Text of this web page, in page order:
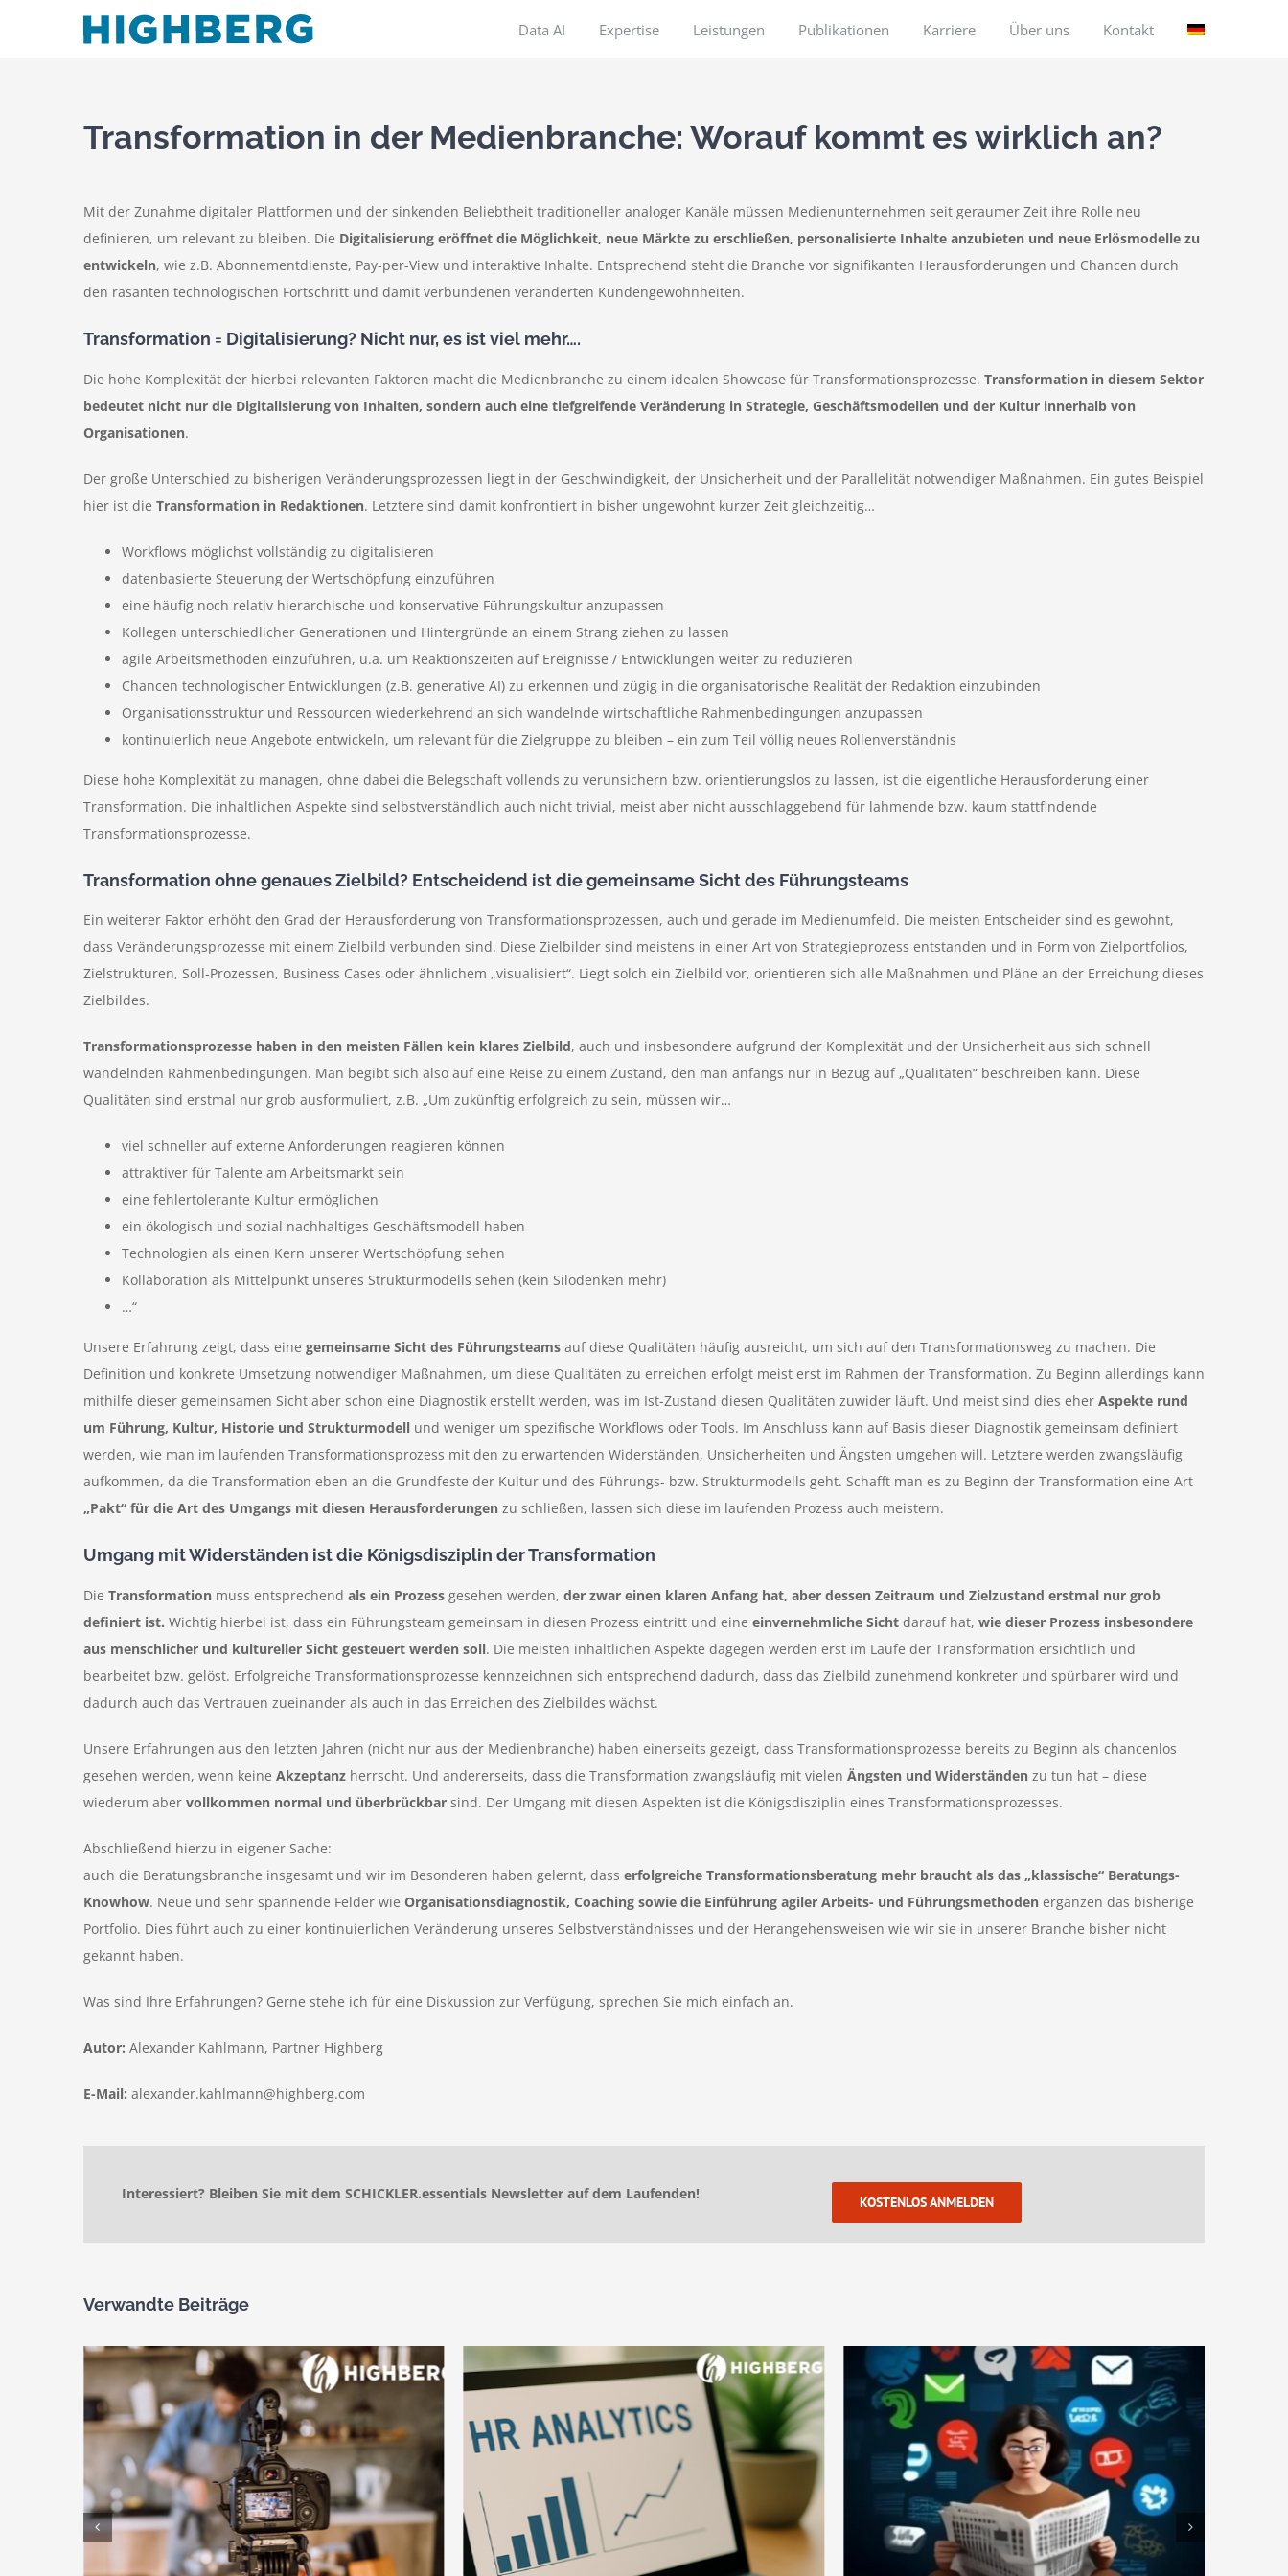
Data AI Expertise Leistungen Publikationen Karriere Über uns Kontakt
Transformation in der Medienbranche: Worauf kommt es wirklich an?
Mit der Zunahme digitaler Plattformen und der sinkenden Beliebtheit traditioneller analoger Kanäle müssen Medienunternehmen seit geraumer Zeit ihre Rolle neu
definieren, um relevant zu bleiben. Die Digitalisierung eröffnet die Möglichkeit, neue Märkte zu erschließen, personalisierte Inhalte anzubieten und neue Erlösmodelle zu
entwickeln, wie z.B. Abonnementdienste, Pay-per-View und interaktive Inhalte. Entsprechend steht die Branche vor signifikanten Herausforderungen und Chancen durch
den rasanten technologischen Fortschritt und damit verbundenen veränderten Kundengewohnheiten.
Transformation = Digitalisierung? Nicht nur, es ist viel mehr….
Die hohe Komplexität der hierbei relevanten Faktoren macht die Medienbranche zu einem idealen Showcase für Transformationsprozesse. Transformation in diesem Sektor
bedeutet nicht nur die Digitalisierung von Inhalten, sondern auch eine tiefgreifende Veränderung in Strategie, Geschäftsmodellen und der Kultur innerhalb von
Organisationen.
Der große Unterschied zu bisherigen Veränderungsprozessen liegt in der Geschwindigkeit, der Unsicherheit und der Parallelität notwendiger Maßnahmen. Ein gutes Beispiel
hier ist die Transformation in Redaktionen. Letztere sind damit konfrontiert in bisher ungewohnt kurzer Zeit gleichzeitig…
Workflows möglichst vollständig zu digitalisieren
datenbasierte Steuerung der Wertschöpfung einzuführen
eine häufig noch relativ hierarchische und konservative Führungskultur anzupassen
Kollegen unterschiedlicher Generationen und Hintergründe an einem Strang ziehen zu lassen
agile Arbeitsmethoden einzuführen, u.a. um Reaktionszeiten auf Ereignisse / Entwicklungen weiter zu reduzieren
Chancen technologischer Entwicklungen (z.B. generative AI) zu erkennen und zügig in die organisatorische Realität der Redaktion einzubinden
Organisationsstruktur und Ressourcen wiederkehrend an sich wandelnde wirtschaftliche Rahmenbedingungen anzupassen
kontinuierlich neue Angebote entwickeln, um relevant für die Zielgruppe zu bleiben – ein zum Teil völlig neues Rollenverständnis
Diese hohe Komplexität zu managen, ohne dabei die Belegschaft vollends zu verunsichern bzw. orientierungslos zu lassen, ist die eigentliche Herausforderung einer
Transformation. Die inhaltlichen Aspekte sind selbstverständlich auch nicht trivial, meist aber nicht ausschlaggebend für lahmende bzw. kaum stattfindende
Transformationsprozesse.
Transformation ohne genaues Zielbild? Entscheidend ist die gemeinsame Sicht des Führungsteams
Ein weiterer Faktor erhöht den Grad der Herausforderung von Transformationsprozessen, auch und gerade im Medienumfeld. Die meisten Entscheider sind es gewohnt,
dass Veränderungsprozesse mit einem Zielbild verbunden sind. Diese Zielbilder sind meistens in einer Art von Strategieprozess entstanden und in Form von Zielportfolios,
Zielstrukturen, Soll-Prozessen, Business Cases oder ähnlichem „visualisiert“. Liegt solch ein Zielbild vor, orientieren sich alle Maßnahmen und Pläne an der Erreichung dieses
Zielbildes.
Transformationsprozesse haben in den meisten Fällen kein klares Zielbild, auch und insbesondere aufgrund der Komplexität und der Unsicherheit aus sich schnell
wandelnden Rahmenbedingungen. Man begibt sich also auf eine Reise zu einem Zustand, den man anfangs nur in Bezug auf „Qualitäten“ beschreiben kann. Diese
Qualitäten sind erstmal nur grob ausformuliert, z.B. „Um zukünftig erfolgreich zu sein, müssen wir…
viel schneller auf externe Anforderungen reagieren können
attraktiver für Talente am Arbeitsmarkt sein
eine fehlertolerante Kultur ermöglichen
ein ökologisch und sozial nachhaltiges Geschäftsmodell haben
Technologien als einen Kern unserer Wertschöpfung sehen
Kollaboration als Mittelpunkt unseres Strukturmodells sehen (kein Silodenken mehr)
…“
Unsere Erfahrung zeigt, dass eine gemeinsame Sicht des Führungsteams auf diese Qualitäten häufig ausreicht, um sich auf den Transformationsweg zu machen. Die
Definition und konkrete Umsetzung notwendiger Maßnahmen, um diese Qualitäten zu erreichen erfolgt meist erst im Rahmen der Transformation. Zu Beginn allerdings kann
mithilfe dieser gemeinsamen Sicht aber schon eine Diagnostik erstellt werden, was im Ist-Zustand diesen Qualitäten zuwider läuft. Und meist sind dies eher Aspekte rund
um Führung, Kultur, Historie und Strukturmodellund weniger um spezifische Workflows oder Tools. Im Anschluss kann auf Basis dieser Diagnostik gemeinsam definiert
werden, wie man im laufenden Transformationsprozess mit den zu erwartenden Widerständen, Unsicherheiten und Ängsten umgehen will. Letztere werden zwangsläufig
aufkommen, da die Transformation eben an die Grundfeste der Kultur und des Führungs- bzw. Strukturmodells geht. Schafft man es zu Beginn der Transformation eine Art
„Pakt“ für die Art des Umgangs mit diesen Herausforderungen zu schließen, lassen sich diese im laufenden Prozess auch meistern.
Umgang mit Widerständen ist die Königsdisziplin der Transformation
Die Transformation muss entsprechend als ein Prozessgesehen werden, der zwar einen klaren Anfang hat, aber dessen Zeitraum und Zielzustand erstmal nur grob
definiert ist. Wichtig hierbei ist, dass ein Führungsteam gemeinsam in diesen Prozess eintritt und eine einvernehmliche Sicht darauf hat, wie dieser Prozess insbesondere
aus menschlicher und kultureller Sicht gesteuert werden soll. Die meisten inhaltlichen Aspekte dagegen werden erst im Laufe der Transformation ersichtlich und
bearbeitet bzw. gelöst. Erfolgreiche Transformationsprozesse kennzeichnen sich entsprechend dadurch, dass das Zielbild zunehmend konkreter und spürbarer wird und
dadurch auch das Vertrauen zueinander als auch in das Erreichen des Zielbildes wächst.
Unsere Erfahrungen aus den letzten Jahren (nicht nur aus der Medienbranche) haben einerseits gezeigt, dass Transformationsprozesse bereits zu Beginn als chancenlos
gesehen werden, wenn keine Akzeptanz herrscht. Und andererseits, dass die Transformation zwangsläufig mit vielen Ängsten und Widerständen zu tun hat – diese
wiederum aber vollkommen normal und überbrückbarsind. Der Umgang mit diesen Aspekten ist die Königsdisziplin eines Transformationsprozesses.
Abschließend hierzu in eigener Sache:
auch die Beratungsbranche insgesamt und wir im Besonderen haben gelernt, dass erfolgreiche Transformationsberatung mehr braucht als das „klassische“ Beratungs-
Knowhow. Neue und sehr spannende Felder wie Organisationsdiagnostik, Coaching sowie die Einführung agiler Arbeits- und Führungsmethoden ergänzen das bisherige
Portfolio. Dies führt auch zu einer kontinuierlichen Veränderung unseres Selbstverständnisses und der Herangehensweisen wie wir sie in unserer Branche bisher nicht
gekannt haben.
Was sind Ihre Erfahrungen? Gerne stehe ich für eine Diskussion zur Verfügung, sprechen Sie mich einfach an.
Autor: Alexander Kahlmann, Partner Highberg
E-Mail: alexander.kahlmann@highberg.com
Interessiert? Bleiben Sie mit dem SCHICKLER.essentials Newsletter auf dem Laufenden! KOSTENLOS ANMELDEN
Verwandte Beiträge